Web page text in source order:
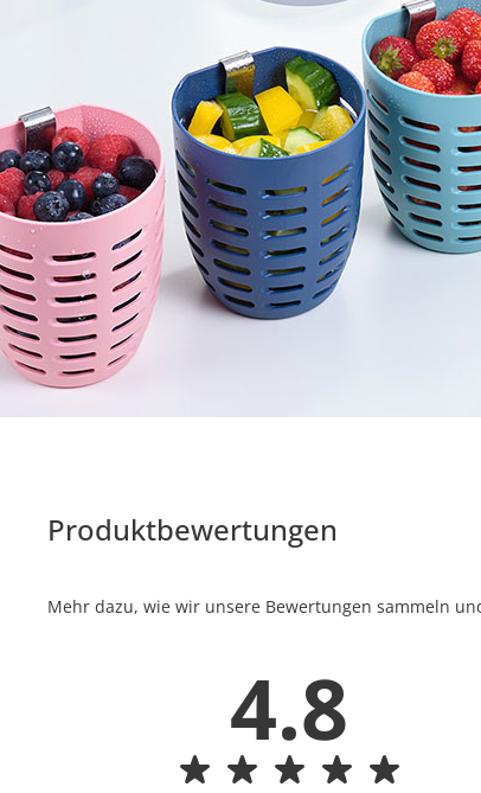
Produktbewertungen
Mehr dazu, wie wir unsere Bewertungen sammeln
4.8